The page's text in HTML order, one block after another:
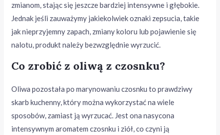
zmianom, stając się jeszcze bardziej intensywne i głębokie.
Jednak jeśli zauważymy jakiekolwiek oznaki zepsucia, takie
jak nieprzyjemny zapach, zmiany koloru lub pojawienie się
nalotu, produkt należy bezwzględnie wyrzucić.
Co zrobić z oliwą z czosnku?
Oliwa pozostała po marynowaniu czosnku to prawdziwy
skarb kuchenny, który można wykorzystać na wiele
sposobów, zamiast ją wyrzucać. Jest ona nasycona
intensywnym aromatem czosnku i ziół, co czyni ją